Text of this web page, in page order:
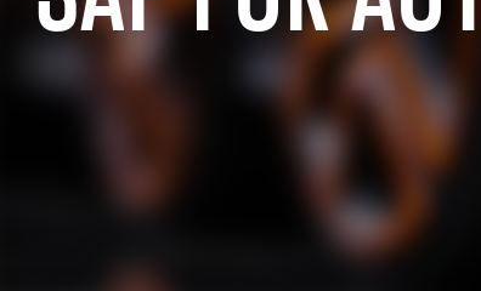
SAP
SAP